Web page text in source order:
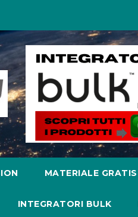
MATERIALE GRATIS
INTEGRATORI BULK